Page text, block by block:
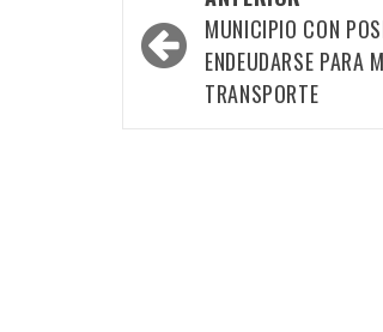
por
las
entradas
MUNICIPIO CON
ENDEUDARSE PARA
TRANSPORTE